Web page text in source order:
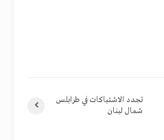
تجدد الاشتباكات في طرابلس
شمال لبنان